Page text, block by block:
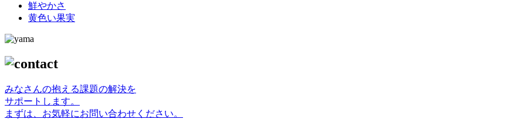
鮮やかさ
黄色い果実
みなさんの抱える課題の解決を
サポートします。
まずは、お気軽にお問い合わせください。